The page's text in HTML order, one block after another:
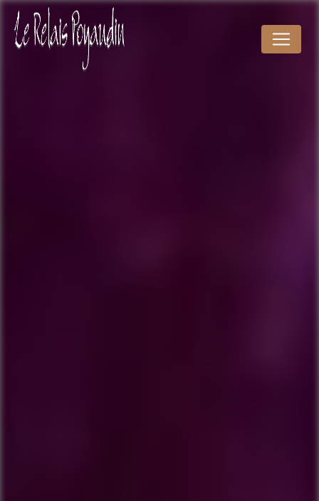
Panneau de gestion des cookies